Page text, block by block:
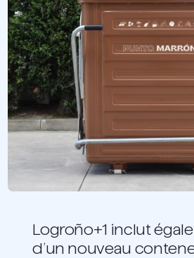
Logroño+1 inclut
d’un nouveau